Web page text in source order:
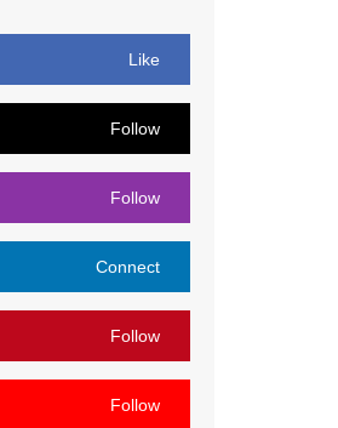
Like
Follow
Follow
Connect
Follow
Follow